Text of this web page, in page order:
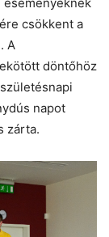
csökkent a
A
döntőhöz
napot
zárta.